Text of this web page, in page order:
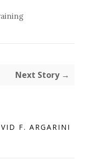
Next Story →
F. ARGARINI